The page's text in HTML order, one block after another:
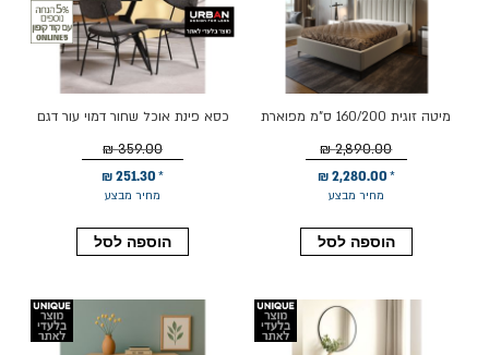
מיטה זוגית 160/200 ס"מ מפוארת
מחיר מבצע
2,280.00 ₪
2,890.00 ₪
הוספה לסל
כסא פינת אוכל שחור דמוי עור דגם
מחיר מבצע
251.30 ₪
359.00 ₪
הוספה לסל